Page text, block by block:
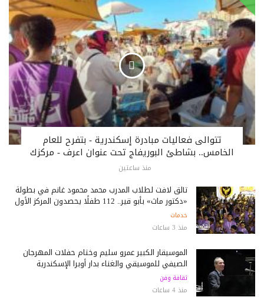
تتوالى فعاليات مبادرة إسكندرية - بتفرح للعام
الخامس.. بشاطئ البوريفاج تحت عنوان اعرف - مركزك
منذ ساعتين
تألق لافت لطلاب المدرب محمد محمود غانم في بطولة
«دكتور ماث» بأبو قير.. 112 طفلًا يحصدون المركز الأول
خدمات
منذ 3 ساعات
الموسيقار الكبير عمرو سليم وختام حفلات المهرجان
الصيفي للموسيقي والغناء بدار أوبرا الإسكندرية
ثقافة وفن
منذ 4 ساعات